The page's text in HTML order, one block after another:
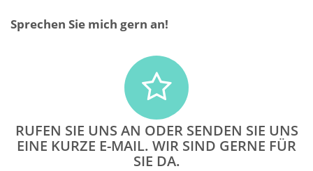
Sprechen Sie mich gern an!
RUFEN SIE UNS AN ODER SENDEN SIE UNS
EINE KURZE E-MAIL. WIR SIND GERNE FÜR
SIE DA.